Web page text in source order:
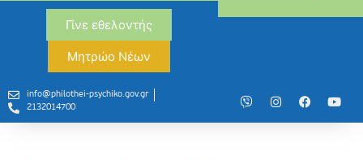
Γίνε εθελοντής
Μητρώο Νέων
info@philothei-psychiko.gov.gr
2132014700